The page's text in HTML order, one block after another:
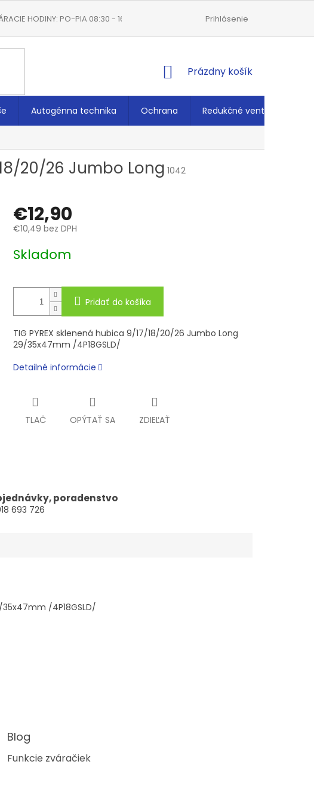
HODINY: PO-PIA 08:30 - 16:00 VŠEOBECNÉ OBCHODNÉ PODMIENKY
Prihlásenie
NÁKUPNÝ
Prázdny košík
Autogénna technika Ochrana Redukčné ventily
20/26 Jumbo Long 1042
€12,90
€10,49 bez DPH
cena:
Skladom
Pridať do košíka
TIG PYREX sklenená hubica 9/17/18/20/26 Jumbo Long
29/35x47mm /4P18GSLD/
Detailné informácie
TLAČ OPÝTAŤ SA ZDIEĽAŤ
poradenstvo
693 726
/4P18GSLD/
Blog
Funkcie zváračiek